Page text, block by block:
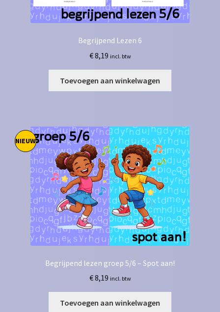
Begrijpend Lezen 6
€8,19 incl. btw
Toevoegen aan winkelwagen
NIEUW
Begrijpend lezen groep 5/6 – Spot aan!
€8,19 incl. btw
Toevoegen aan winkelwagen